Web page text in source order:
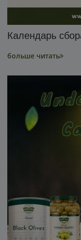
Календарь
больше читать